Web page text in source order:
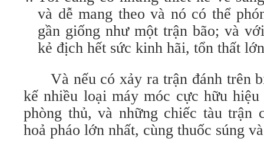
và dễ mang theo và nó có thể
gần giống như một trận bão; và
kẻ địch hết sức kinh hãi, tổn thất
Và nếu có xảy ra trận đánh trên
kế nhiều loại máy móc cực hữu
phòng thủ, và những chiếc tàu trận
hoả pháo lớn nhất, cùng thuốc súng